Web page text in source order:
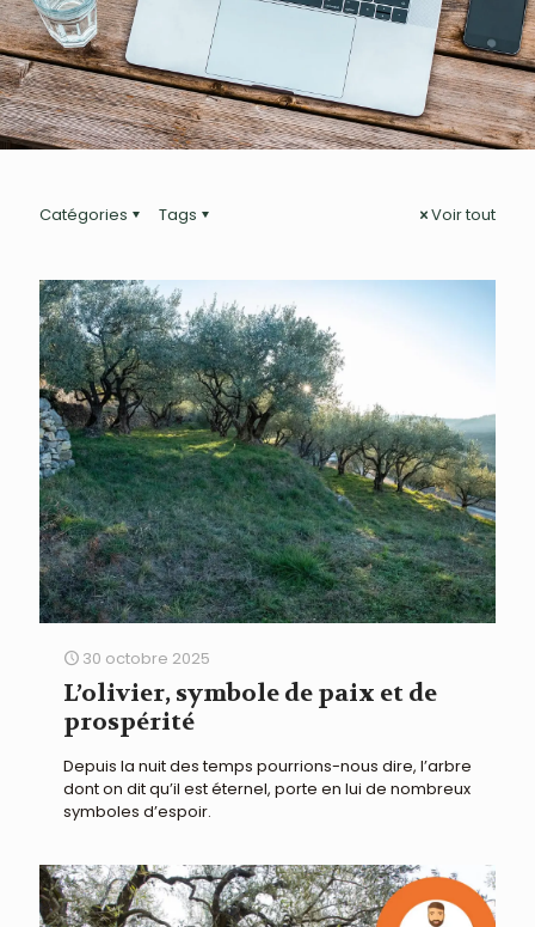
Catégories Tags Voir tout
30 octobre 2025
L’olivier, symbole de paix et de
prospérité
Depuis la nuit des temps pourrions-nous dire, l’arbre
dont on dit qu’il est éternel, porte en lui de nombreux
symboles d’espoir.